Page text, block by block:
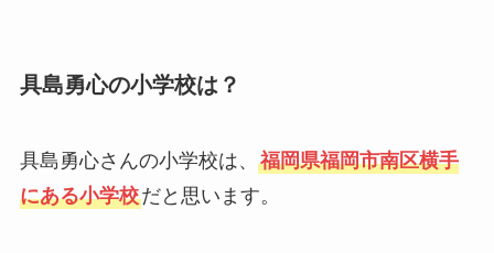
具島勇心の小学校は？
具島勇心さんの小学校は、 福岡県福岡市南区横手
にある小学校だと思います。